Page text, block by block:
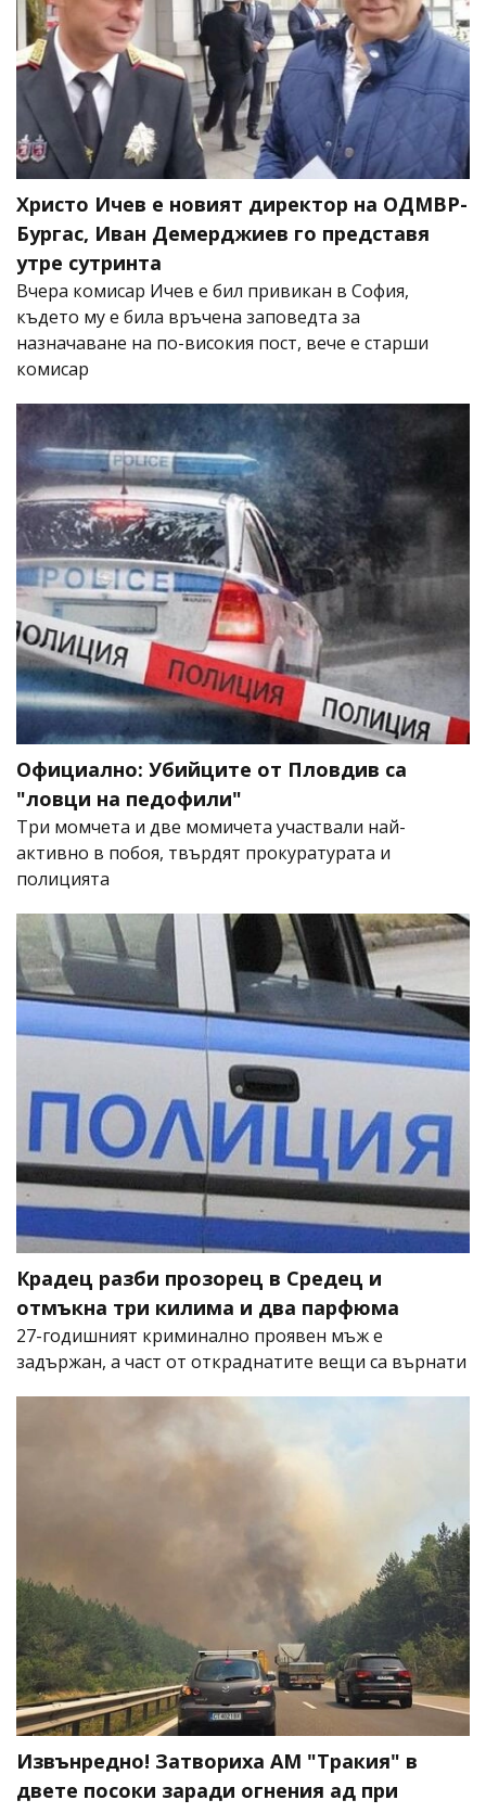
Христо Ичев е новият директор на ОДМВР-
Бургас, Иван Демерджиев го представя
утре сутринта
Вчера комисар Ичев е бил привикан в София,
където му е била връчена заповедта за
назначаване на по-високия пост, вече е старши
комисар
Официално: Убийците от Пловдив са
"ловци на педофили"
Три момчета и две момичета участвали най-
активно в побоя, твърдят прокуратурата и
полицията
Крадец разби прозорец в Средец и
отмъкна три килима и два парфюма
27-годишният криминално проявен мъж е
задържан, а част от откраднатите вещи са върнати
Извънредно! Затвориха АМ "Тракия" в
двете посоки заради огнения ад при